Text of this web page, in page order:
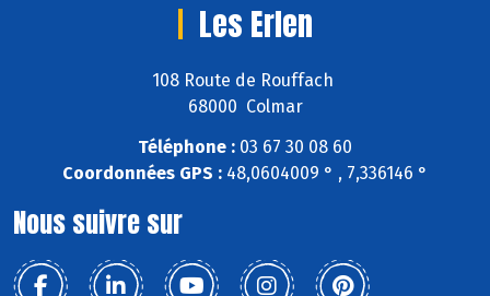
Les Erlen
108 Route de Rouffach
68000 Colmar
Téléphone : 03 67 30 08 60
Coordonnées GPS : 48,0604009 ° , 7,336146 °
Nous suivre sur